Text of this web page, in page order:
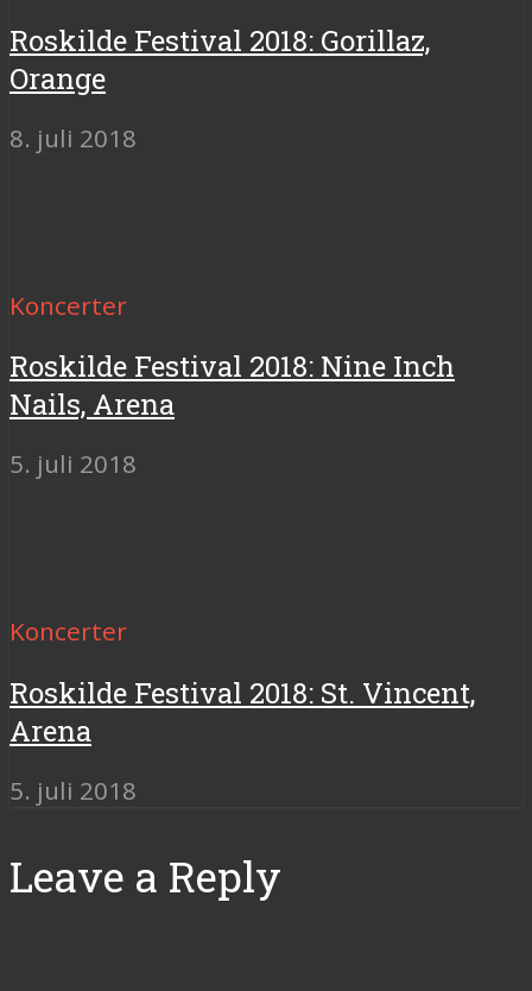
Roskilde Festival 2018: Gorillaz,
Orange
8. juli 2018
Koncerter
Roskilde Festival 2018: Nine Inch
Nails, Arena
5. juli 2018
Koncerter
Roskilde Festival 2018: St. Vincent,
Arena
5. juli 2018
Leave a Reply